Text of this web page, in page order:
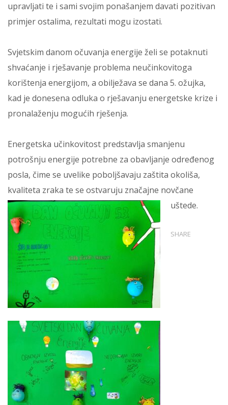
upravljati te i sami svojim ponašanjem davati pozitivan
primjer ostalima, rezultati mogu izostati.
Svjetskim danom očuvanja energije želi se potaknuti
shvaćanje i rješavanje problema neučinkovitoga
korištenja energijom, a obilježava se dana 5. ožujka,
kad je donesena odluka o rješavanju energetske krize i
pronalaženju mogućih rješenja.
Energetska učinkovitost predstavlja smanjenu
potrošnju energije potrebne za obavljanje određenog
posla, čime se uvelike poboljšavaju zaštita okoliša,
kvaliteta zraka te se ostvaruju značajne novčane
uštede.
SHARE